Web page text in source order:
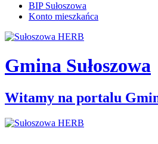
BIP Sułoszowa
Konto mieszkańca
Gmina Sułoszowa
Witamy na portalu